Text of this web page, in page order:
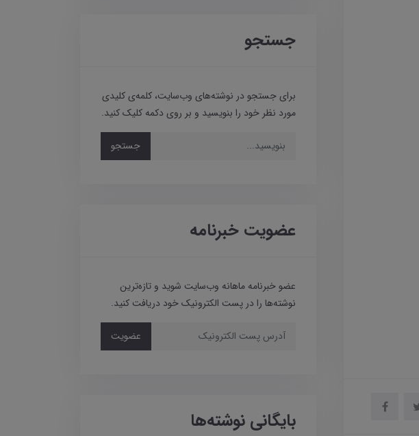
جستجو
برای جستجو در نوشته‌های وب‌سایت، کلمه‌ی کلیدی
مورد نظر خود را بنویسید و بر روی دکمه کلیک کنید.
جستجو
عضویت خبرنامه
عضو خبرنامه ماهانه وب‌سایت شوید و تازه‌ترین
نوشته‌ها را در پست الکترونیک خود دریافت کنید.
عضویت
بایگانی نوشته‌ها